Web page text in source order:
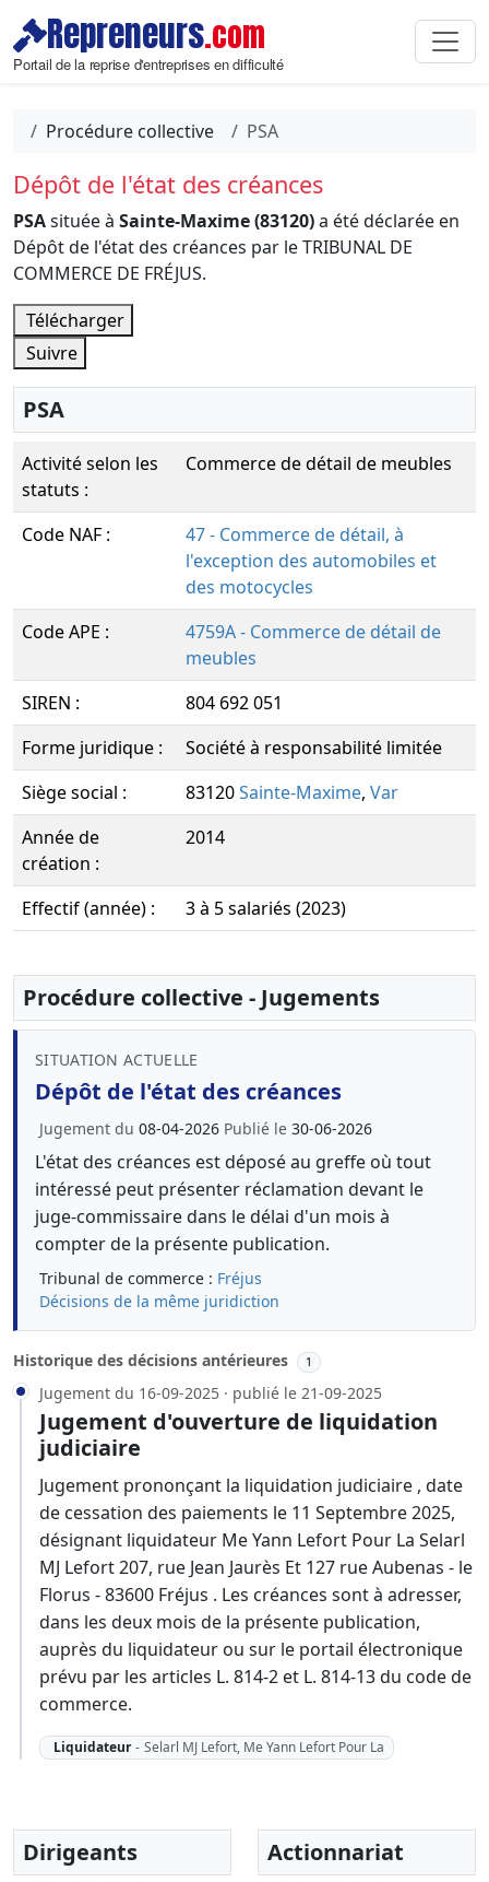
Repreneurs.com
Portail de la reprise d'entreprises en difficulté
Procédure collective PSA
Dépôt de l'état des créances
PSAsituée à Sainte-Maxime (83120)a été déclarée en
Dépôt de l'état des créances par le TRIBUNAL DE
COMMERCE DE FRÉJUS.
Télécharger
Suivre
PSA
Activité selon les
statuts :
Commerce de détail de meubles
Code NAF :
47 - Commerce de détail, à
l'exception des automobiles et
des motocycles
Code APE :
4759A - Commerce de détail de
meubles
SIREN :
804 692 051
Forme juridique :
Société à responsabilité limitée
Siège social :
83120Sainte-Maxime, Var
Année de
création :
2014
Effectif (année) : 3 à 5 salariés (2023)
Procédure collective - Jugements
SITUATION ACTUELLE
Dépôt de l'état des créances
Jugement du 08-04-2026 Publié le 30-06-2026
L'état des créances est déposé au greffe où tout
intéressé peut présenter réclamation devant le
juge-commissaire dans le délai d'un mois à
compter de la présente publication.
Tribunal de commerce : Fréjus
Décisions de la même juridiction
Historique des décisions antérieures 1
Jugement du 16-09-2025 · publié le 21-09-2025
Jugement d'ouverture de liquidation
judiciaire
Jugement prononçant la liquidation judiciaire , date
de cessation des paiements le 11 Septembre 2025,
désignant liquidateur Me Yann Lefort Pour La Selarl
MJ Lefort 207, rue Jean Jaurès Et 127 rue Aubenas - le
Florus - 83600 Fréjus . Les créances sont à adresser,
dans les deux mois de la présente publication,
auprès du liquidateur ou sur le portail électronique
prévu par les articles L. 814-2 et L. 814-13 du code de
commerce.
Liquidateur - Selarl MJ Lefort, Me Yann Lefort Pour La
Dirigeants Actionnariat